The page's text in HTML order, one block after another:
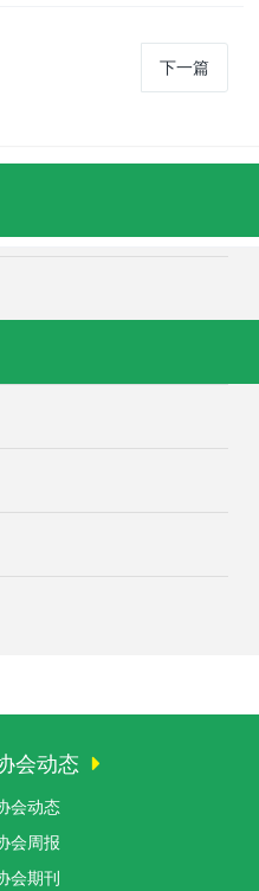
下一篇
会动态
会动态
会周报
会期刊